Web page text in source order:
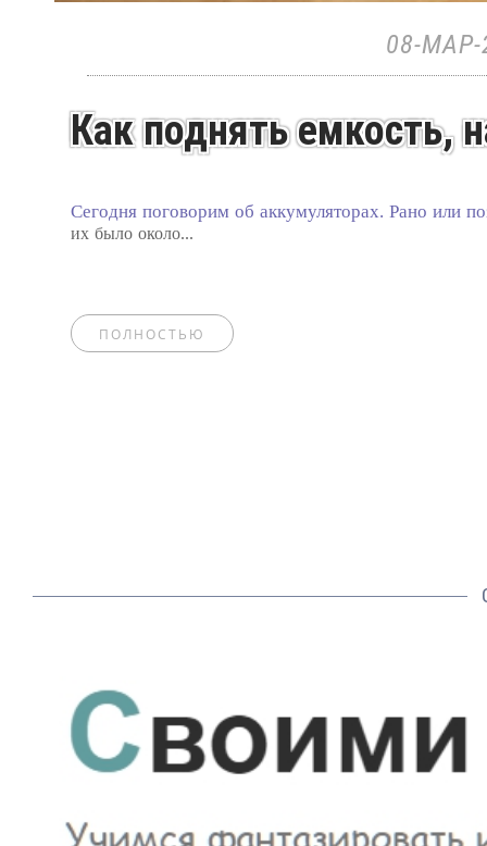
08-МАР-
Как поднять емкость,
Сегодня поговорим об аккумуляторах. Рано или
их было около...
ПОЛНОСТЬЮ